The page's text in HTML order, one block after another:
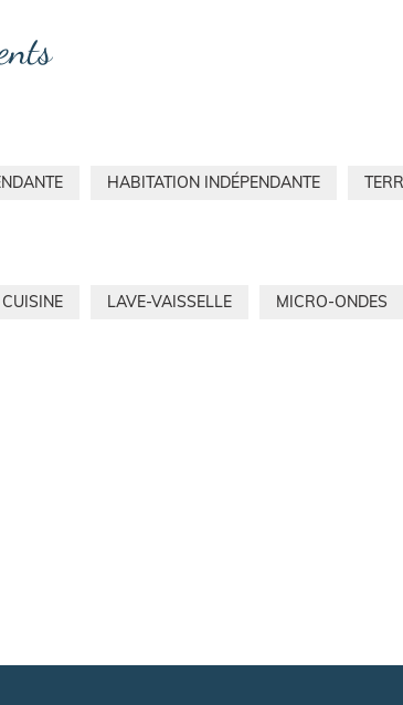
HABITATION INDÉPENDANTE
LAVE-VAISSELLE MICRO-ONDES